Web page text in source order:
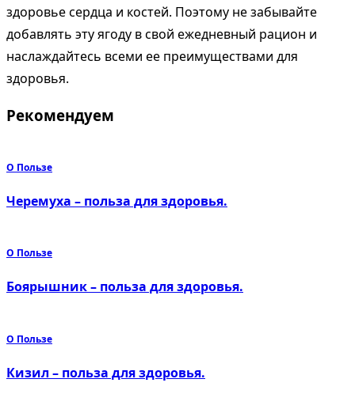
здоровье сердца и костей. Поэтому не забывайте
добавлять эту ягоду в свой ежедневный рацион и
наслаждайтесь всеми ее преимуществами для
здоровья.
Рекомендуем
О Пользе
Черемуха – польза для здоровья.
О Пользе
Боярышник – польза для здоровья.
О Пользе
Кизил – польза для здоровья.